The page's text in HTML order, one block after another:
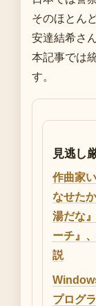
そのほとん
安達結希さ
本記事では
す。
見逃し
作曲家
なせた
湯だな
ーチ』
説
プログ